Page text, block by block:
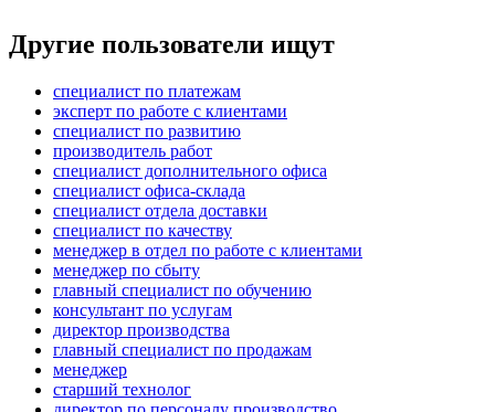
Другие пользователи ищут
специалист по платежам
эксперт по работе с клиентами
специалист по развитию
производитель работ
специалист дополнительного офиса
специалист офиса-склада
специалист отдела доставки
специалист по качеству
менеджер в отдел по работе с клиентами
менеджер по сбыту
главный специалист по обучению
консультант по услугам
директор производства
главный специалист по продажам
менеджер
старший технолог